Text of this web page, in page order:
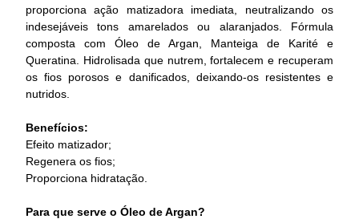
proporciona ação matizadora imediata, neutralizando os
indesejáveis tons amarelados ou alaranjados. Fórmula
composta com Óleo de Argan, Manteiga de Karité e
Queratina. Hidrolisada que nutrem, fortalecem e recuperam
os fios porosos e danificados, deixando-os resistentes e
nutridos.
Benefícios:
Efeito matizador;
Regenera os fios;
Proporciona hidratação.
Para que serve o Óleo de Argan?